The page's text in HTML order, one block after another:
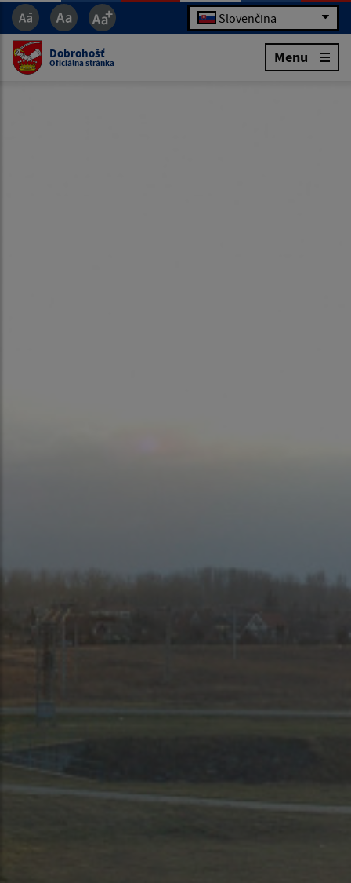
Slovenčina
Dobrohošť
Oficiálna stránka Menu